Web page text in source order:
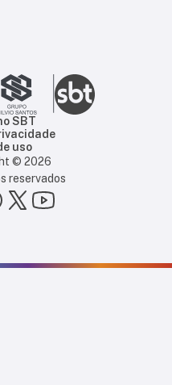
SBT
uso
© 2026
reservados